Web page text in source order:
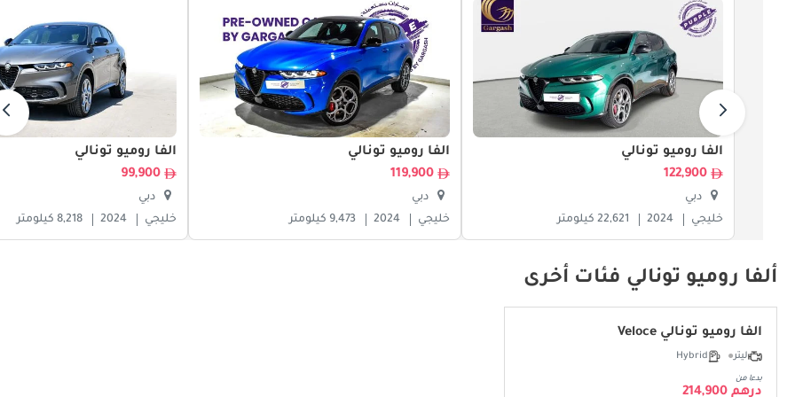
ألفا روميو تونالي
122,900
دبي
خليجي
2024 22,621 كيلومتر
ألفا روميو تونالي
119,900
دبي
خليجي
2024 9,473 كيلومتر
ألفا روميو تونالي
99,900
دبي
خليجي
2024 8,218 كيلومتر
ألفا روميو تونالي فئات أخرى
ألفا روميو تونالي Veloce
ليتر Hybrid
بدءا من
درهم 214,900